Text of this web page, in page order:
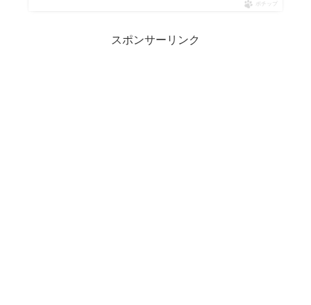
ポチップ
スポンサーリンク